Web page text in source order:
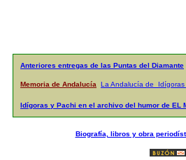
Anteriores entregas de las Puntas del Diamante
Memoria de Andalucía La Andalucía de Idígoras
Idígoras y Pachi en el archivo del humor de EL
Biografía, libros y obra